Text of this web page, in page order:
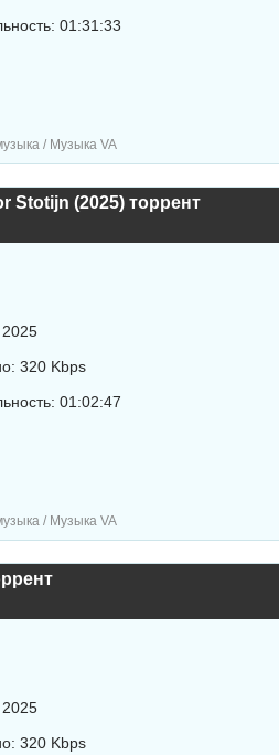
01:31:33
/ Музыка VA
Stotijn (2025) торрент
2025
320 Kbps
01:02:47
/ Музыка VA
2025
320 Kbps